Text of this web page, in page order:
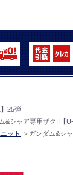
25弾
&シャア専用ザクII【
ット ＞ ガンダム&シ